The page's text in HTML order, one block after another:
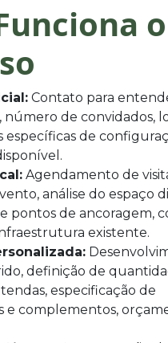
o
Contato para
número de convidados,
específicas de
Agendamento de
análise do espaço
pontos de ancoragem,
existente.
definição de
especificação de
e complementos,